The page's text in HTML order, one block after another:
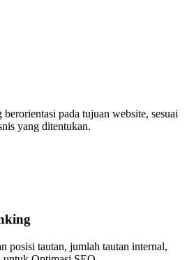
pada tujuan website, sesuai
yang ditentukan.
posisi tautan, jumlah tautan internal,